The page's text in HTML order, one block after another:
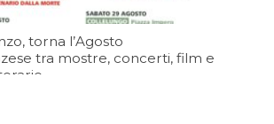
torna l’Agosto
tra mostre, concerti, film e